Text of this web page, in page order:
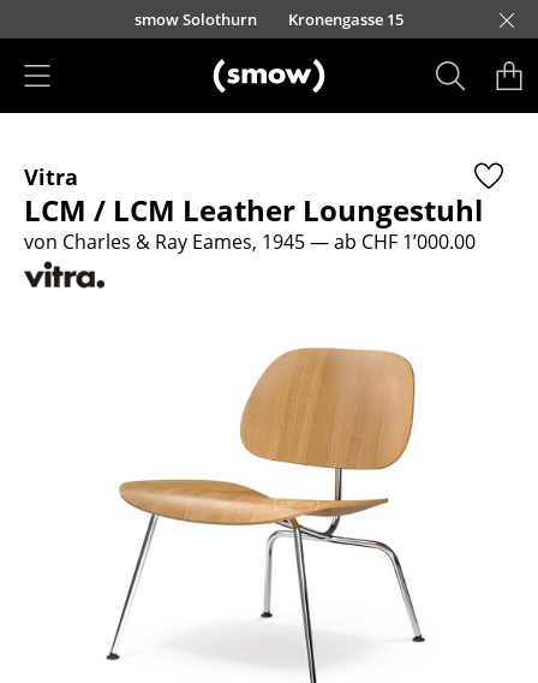
Direkt zum Inhaltsmow Solothurn Kronengasse 15
Sitzmöbel
Esszimmerstühle
Sofas
Freischwinger
Bänke & Liegen
Sitzsäcke
Vitra
LCM / LCM Leather Loungestuhl
von Charles & Ray Eames, 1945— ab CHF 1’000.00